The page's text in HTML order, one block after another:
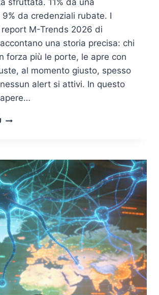
sfruttata. 11% da una
da credenziali rubate. I
M-Trends 2026 di
una storia precisa: chi
forza più le porte, le apre con
al momento giusto, spesso
alert si attivi. In questo
THREAT
ANALISI
APPROFONDITA,
AGGIORNATA
E
OPERATIVA